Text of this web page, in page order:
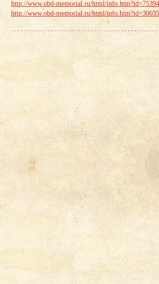
http://www.obd-memorial.ru/html/
http://www.obd-memorial.ru/html/